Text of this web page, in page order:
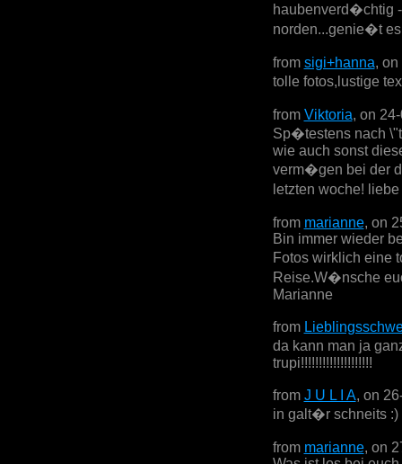
haubenverd�chtig
norden...genie�t
from sigi+hanna,
tolle fotos,lustige
from Viktoria, on
Sp�testens nach
wie auch sonst
verm�gen bei der
letzten woche!
from marianne, on
Bin immer wieder
Fotos wirklich eine
Reise.W�nsche
Marianne
from
da kann man ja
trupi!!!!!!!!!!!!!!!!!!!!
from J U L I A, on
in galt�r schneits :)
from marianne, on